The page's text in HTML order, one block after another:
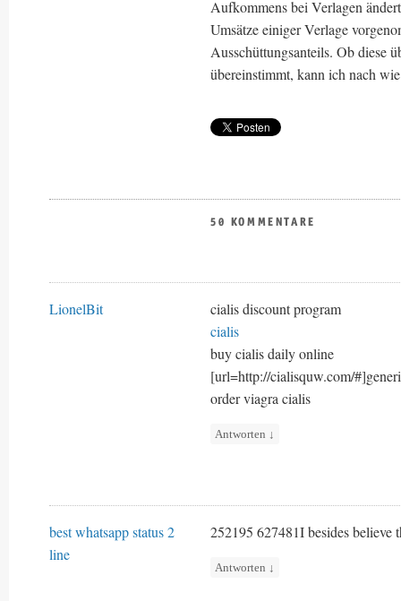
Aufkommens bei Verlagen
Umsätze einiger Verlage
Ausschüttungsanteils. Ob diese
übereinstimmt, kann ich nach
50 KOMMENTARE
LionelBit
cialis discount program
cialis
buy cialis daily online
[url=http://cialisquw.com/
order viagra cialis
Antworten ↓
best whatsapp status 2
line
252195 627481I besides believe
Antworten ↓